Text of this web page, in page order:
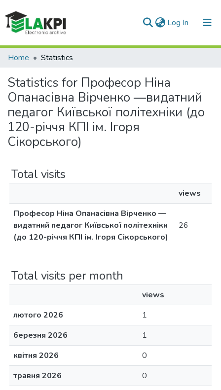
Log In (current)
Communities & Collections
All of DSpace
Home Statistics
Statistics for Професор Нiна
Опанасiвна Вiрченко —видатний
педагог Київської полiтехнiки (до
120-рiччя КПI iм. Iгоря
Сiкорського)
Total visits
views
Професор Нiна Опанасiвна Вiрченко —
видатний педагог Київської полiтехнiки
(до 120-рiччя КПI iм. Iгоря Сiкорського)
26
Total visits per month
views
лютого 2026
1
березня 2026
1
квітня 2026
0
травня 2026
0